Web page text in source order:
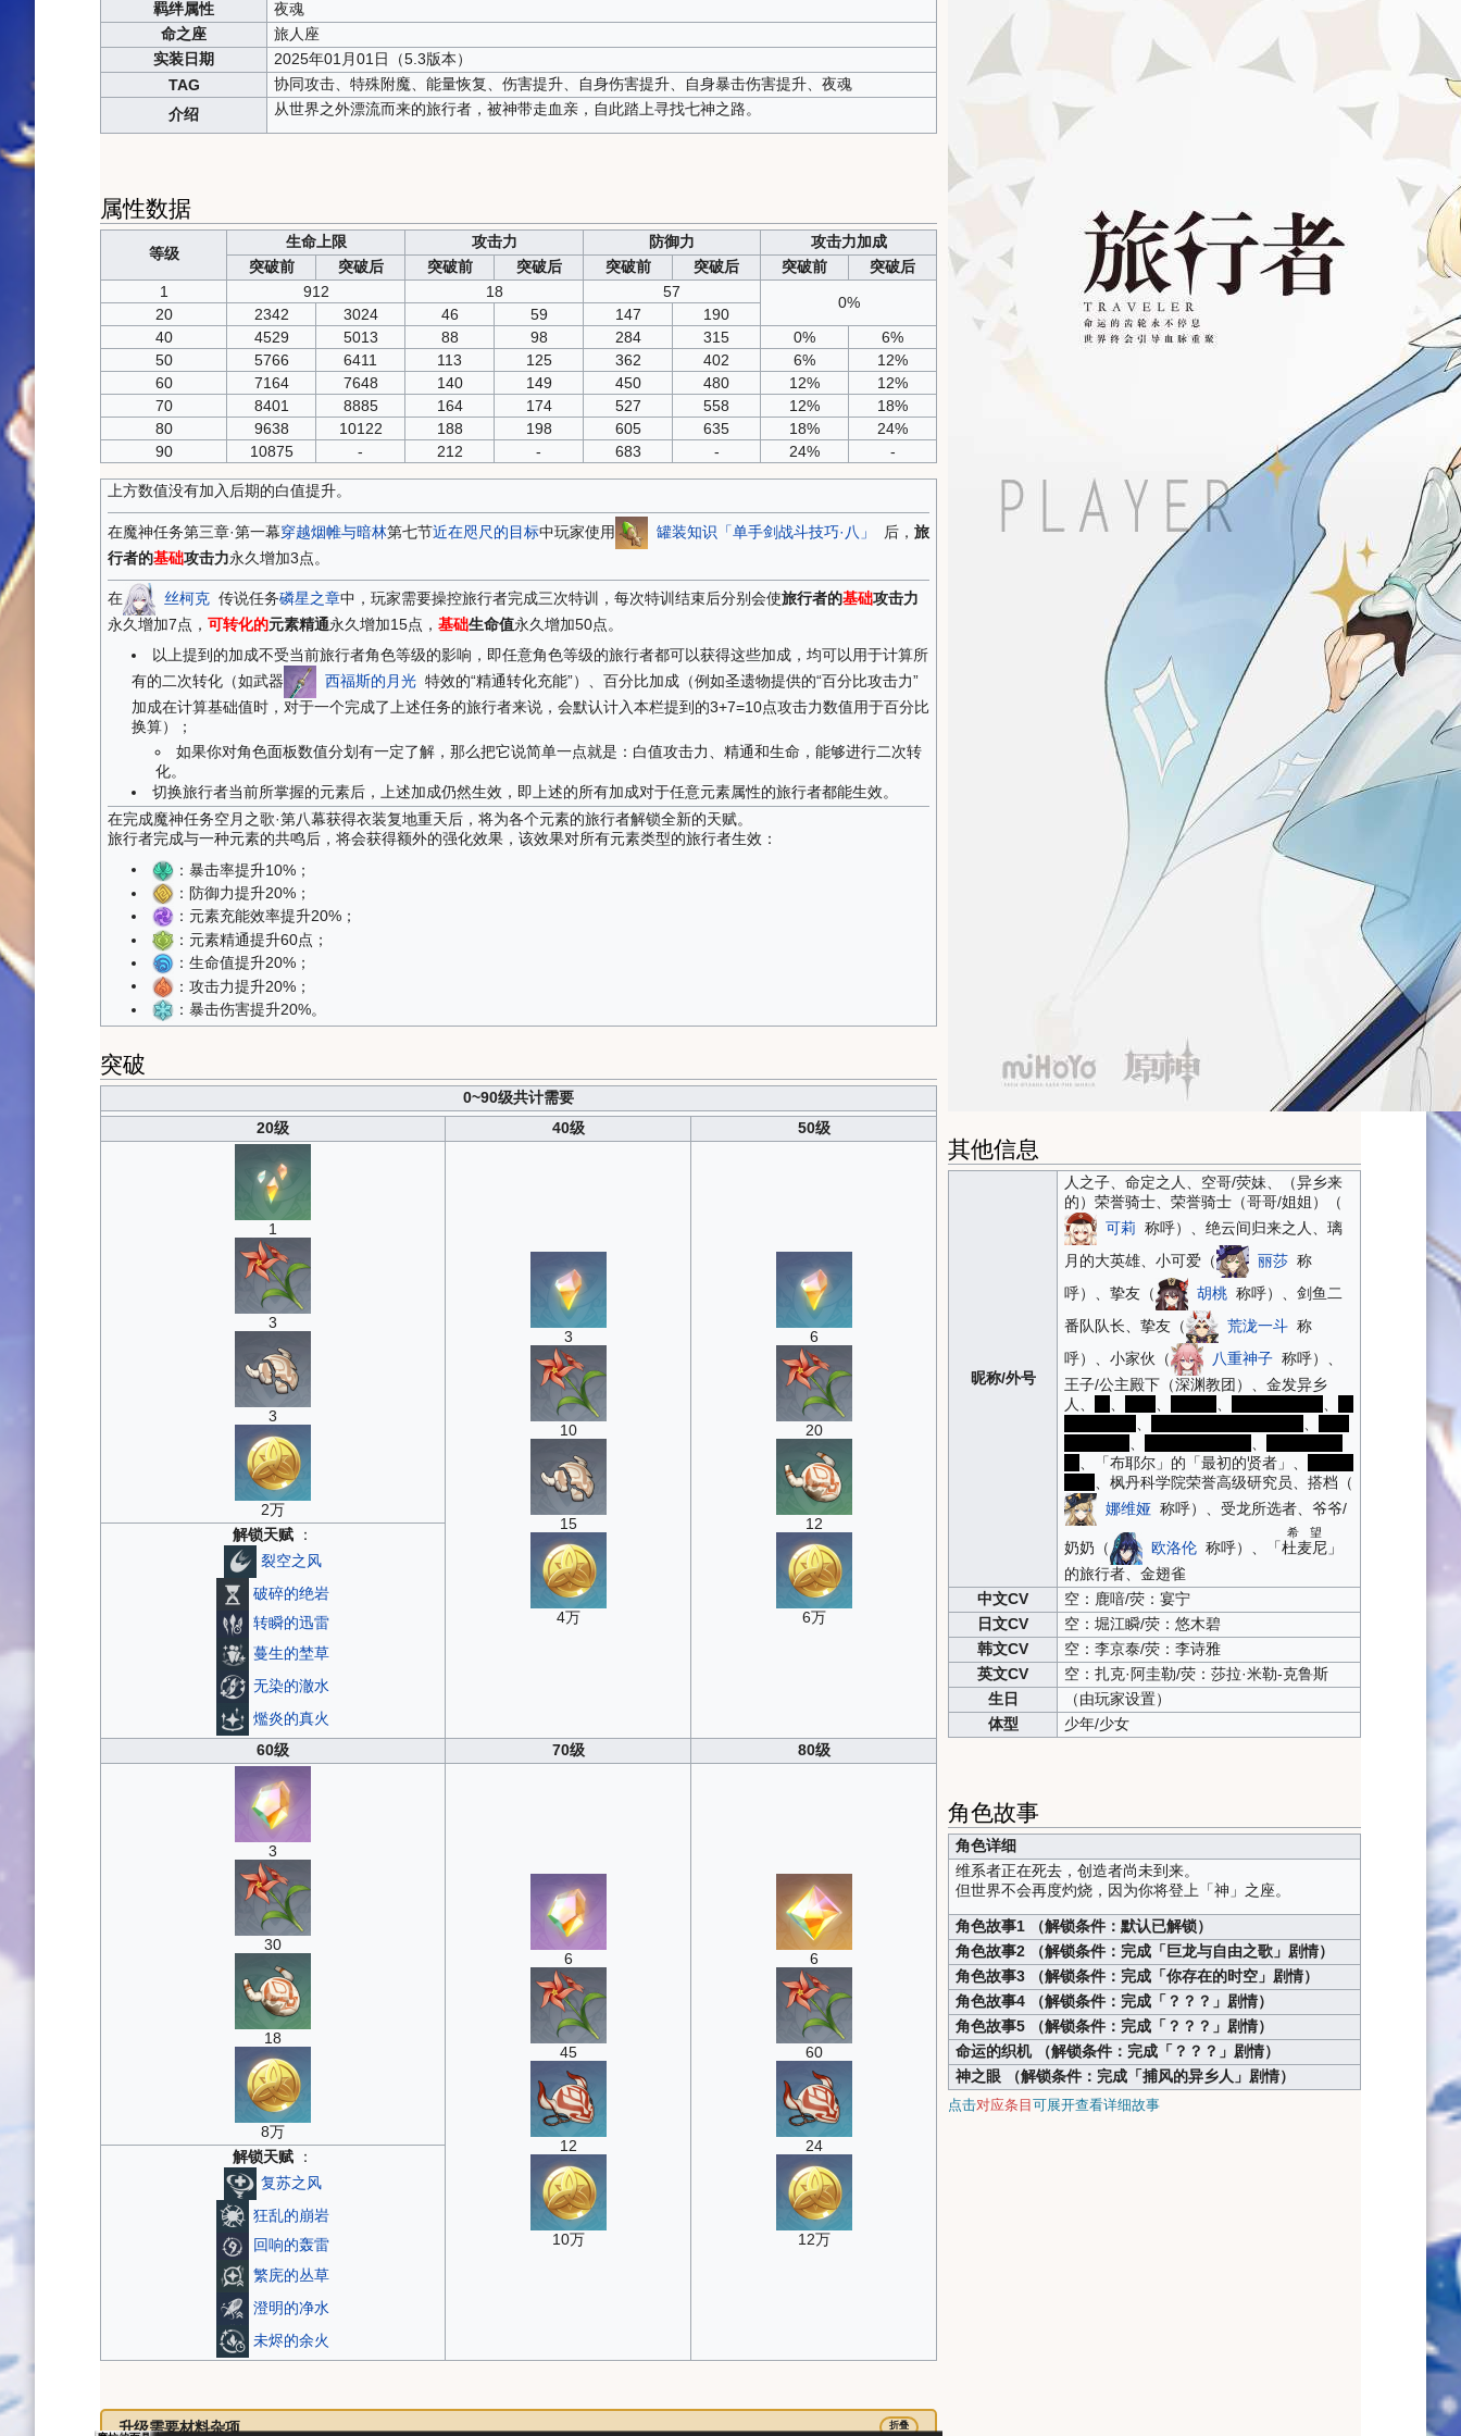
羁绊属性
夜魂
命之座
旅人座
实装日期
2025年01月01日（5.3版本）
TAG
协同攻击、特殊附魔、能量恢复、伤害提升、自身伤害提升、自身暴击伤害提升、夜魂
介绍
从世界之外漂流而来的旅行者，被神带走血亲，自此踏上寻找七神之路。
属性数据
等级
生命上限 攻击力 防御力
攻击力加成
突破前
突破后 突破前 突破后 突破前 突破后 突破前
突破后
1
912 18 57
0%
20 2342 3024 46 59 147
190
40
4529 5013 88 98 284 315 0%
6%
50
5766 6411 113 125 362 402 6%
12%
60
7164 7648 140 149 450 480 12%
12%
70
8401 8885 164 174 527 558 12%
18%
80
9638 10122 188 198 605 635 18%
24%
90
10875 - 212 - 683 - 24% -
上方数值没有加入后期的白值提升。
在魔神任务第三章·第一幕穿越烟帷与暗林第七节近在咫尺的目标中玩家使用 罐装知识「单手剑战斗技巧·八」 后， 旅
行者的基础攻击力永久增加3点。
在 丝柯克传说任务磷星之章中，玩家需要操控旅行者完成三次特训，每次特训结束后分别会使旅行者的基础攻击力
永久增加7点， 可转化的元素精通永久增加15点， 基础生命值永久增加50点。
以上提到的加成不受当前旅行者角色等级的影响，即任意角色等级的旅行者都可以获得这些加成，均可以用于计算所
有的二次转化（如武器
西福斯的月光特效的“精通转化充能”）、百分比加成（例如圣遗物提供的“百分比攻击力”
加成在计算基础值时，对于一个完成了上述任务的旅行者来说，会默认计入本栏提到的3+7=10点攻击力数值用于百分比
换算）；
如果你对角色面板数值分划有一定了解，那么把它说简单一点就是：白值攻击力、精通和生命，能够进行二次转
化。
切换旅行者当前所掌握的元素后，上述加成仍然生效，即上述的所有加成对于任意元素属性的旅行者都能生效。
在完成魔神任务空月之歌·第八幕获得衣装复地重天后，将为各个元素的旅行者解锁全新的天赋。
旅行者完成与一种元素的共鸣后，将会获得额外的强化效果，该效果对所有元素类型的旅行者生效：
：暴击率提升10%；
：防御力提升20%；
：元素充能效率提升20%；
：元素精通提升60点；
：生命值提升20%；
：攻击力提升20%；
：暴击伤害提升20%。
突破
0~90级共计需要
20级
40级 50级
1
3
3
2万
3
10
15
4万
6
20
12
6万
解锁天赋 ：
裂空之风
破碎的绝岩
转瞬的迅雷
蔓生的埜草
无染的澈水
爁炎的真火
60级
70级 80级
3
30
18
8万
6
45
12
10万
6
60
24
12万
解锁天赋 ：
复苏之风
狂乱的崩岩
回响的轰雷
繁庑的丛草
澄明的净水
未烬的余火
升级需要材料杂项 折叠
其他信息
昵称/外号
人之子、命定之人、空哥/荧妹、（异乡来
的）荣誉骑士、荣誉骑士（哥哥/姐姐）（
可莉 称呼）、绝云间归来之人、璃
月的大英雄、小可爱（
丽莎称
呼）、挚友（
胡桃称呼）、剑鱼二
番队队长、挚友（
荒泷一斗称
呼）、小家伙（
八重神子称呼）、
王子/公主殿下（深渊教团）、金发异乡
人、
、「布耶尔」的「最初的贤者」、
、枫丹科学院荣誉高级研究员、搭档（
娜维娅称呼）、受龙所选者、爷爷/
奶奶（ 欧洛伦称呼）、「杜麦尼
希望
」
的旅行者、金翅雀
中文CV
空：鹿喑/荧：宴宁
日文CV
空：堀江瞬/荧：悠木碧
韩文CV
空：李京泰/荧：李诗雅
英文CV
空：扎克·阿圭勒/荧：莎拉·米勒-克鲁斯
生日
（由玩家设置）
体型
少年/少女
角色故事
角色详细
维系者正在死去，创造者尚未到来。
但世界不会再度灼烧，因为你将登上「神」之座。
角色故事1 （解锁条件：默认已解锁）
角色故事2 （解锁条件：完成「巨龙与自由之歌」剧情）
角色故事3 （解锁条件：完成「你存在的时空」剧情）
角色故事4 （解锁条件：完成「？？？」剧情）
角色故事5 （解锁条件：完成「？？？」剧情）
命运的织机 （解锁条件：完成「？？？」剧情）
神之眼 （解锁条件：完成「捕风的异乡人」剧情）
点击对应条目可展开查看详细故事